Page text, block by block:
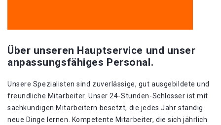
Über unseren Hauptservice und unser
anpassungsfähiges Personal.
Unsere Spezialisten sind zuverlässige, gut ausgebildete und
freundliche Mitarbeiter. Unser 24-Stunden-Schlosser ist mit
sachkundigen Mitarbeitern besetzt, die jedes Jahr ständig
neue Dinge lernen. Kompetente Mitarbeiter, die sich jährlich